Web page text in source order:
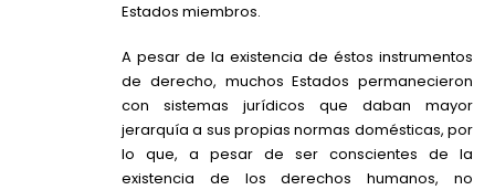
Estados miembros.
A pesar de la existencia de éstos instrumentos
de derecho, muchos Estados permanecieron
con sistemas jurídicos que daban mayor
jerarquía a sus propias normas domésticas, por
lo que, a pesar de ser conscientes de la
existencia de los derechos humanos, no